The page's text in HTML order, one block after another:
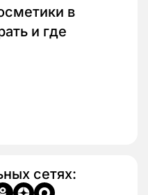
в
и где
сетях: